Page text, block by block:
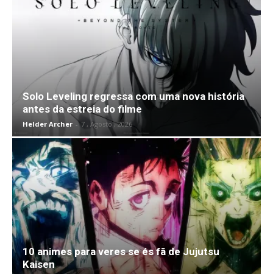
Solo Leveling regressa com uma nova história
antes da estreia do filme
Helder Archer - 7 , Agosto , 2026
10 animes para veres se és fã de Jujutsu
Kaisen